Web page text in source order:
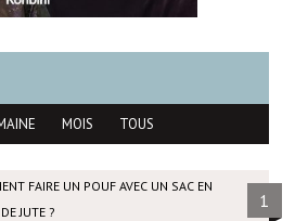
MOIS TOUS
FAIRE UN POUF AVEC UN SAC EN
JUTE ?
1